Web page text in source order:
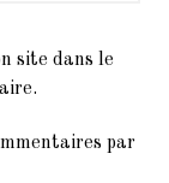
site dans le
par